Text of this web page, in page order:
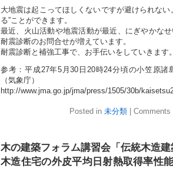
大地震は起こってほしくないですが避けられない
る”ことができます。
最近、火山活動や地震活動が最近、にぎやかな
耐震診断のお問合せが増えています。
耐震診断と補強工事で、お手伝いをしていきます
参考：平成27年5月30日20時24分頃の小笠原
（気象庁）
http://www.jma.go.jp/jma/press/1505/30b/
Posted in 未分類 Comments
木の建築フォラム講習会「伝統木造
木造住宅の外皮平均日射熱取得率性